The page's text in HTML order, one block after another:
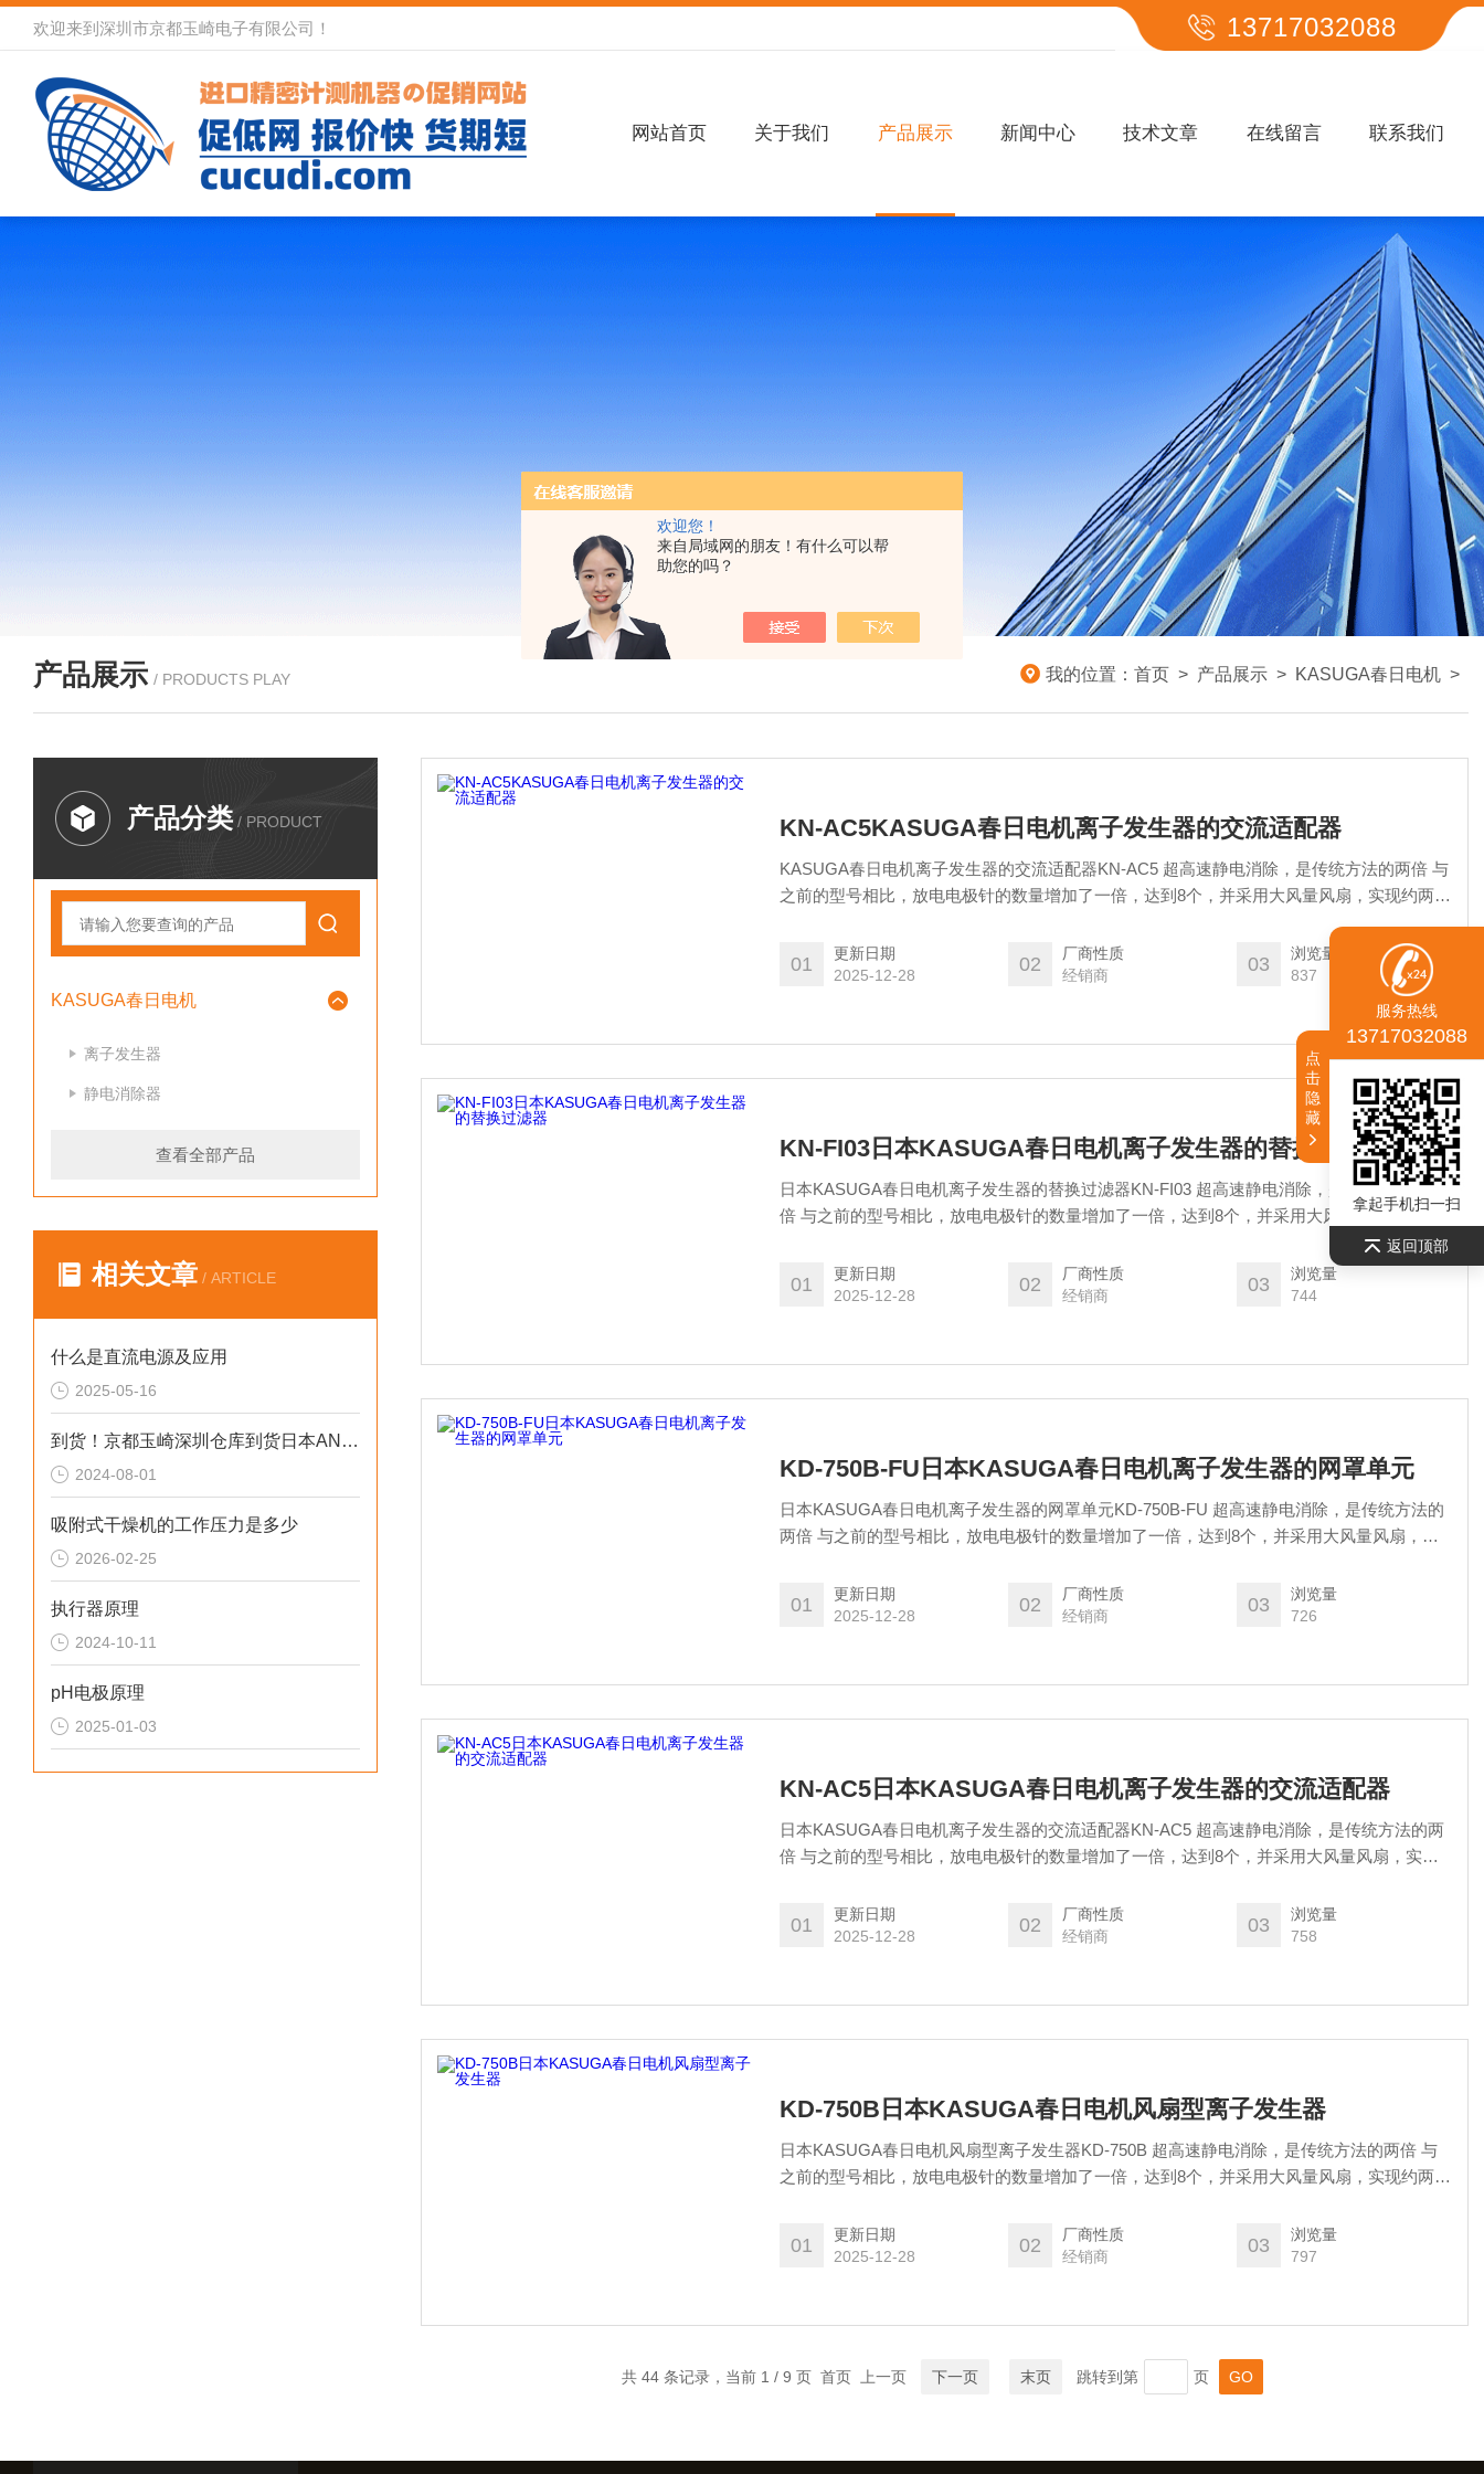
欢迎您！
来自局域网的朋友！有什么可以帮
助您的吗？
欢迎来到深圳市京都玉崎电子有限公司！ 13717032088
网站首页 关于我们 产品展示 新闻中心 技术文章 在线留言 联系我们
产品展示 / PRODUCTS PLAY 我的位置： 首页 > 产品展示 > KASUGA春日电机 >
产品分类 / PRODUCT
KASUGA春日电机
离子发生器
静电消除器
查看全部产品
相关文章 / ARTICLE
什么是直流电源及应用
2025-05-16
到货！京都玉崎深圳仓库到货日本AND电子秤GX-4002A
2024-08-01
吸附式干燥机的工作压力是多少
2026-02-25
执行器原理
2024-10-11
pH电极原理
2025-01-03
KN-AC5KASUGA春日电机离子发生器的交流适配器
KASUGA春日电机离子发生器的交流适配器KN-AC5 超高速静电消除，是传统方法的两倍 与
之前的型号相比，放电电极针的数量增加了一倍，达到8个，并采用大风量风扇，实现约两倍
01
更新日期
2025-12-28
02
厂商性质
经销商
03
浏览量
837
KN-FI03日本KASUGA春日电机离子发生器的替换过滤器
日本KASUGA春日电机离子发生器的替换过滤器KN-FI03 超高速静电消除，是传统方法的两
倍 与之前的型号相比，放电电极针的数量增加了一倍，达到8个，并采用大风量风扇，实现
01
更新日期
2025-12-28
02
厂商性质
经销商
03
浏览量
744
KD-750B-FU日本KASUGA春日电机离子发生器的网罩单元
日本KASUGA春日电机离子发生器的网罩单元KD-750B-FU 超高速静电消除，是传统方法的
两倍 与之前的型号相比，放电电极针的数量增加了一倍，达到8个，并采用大风量风扇，实
01
更新日期
2025-12-28
02
厂商性质
经销商
03
浏览量
726
KN-AC5日本KASUGA春日电机离子发生器的交流适配器
日本KASUGA春日电机离子发生器的交流适配器KN-AC5 超高速静电消除，是传统方法的两
倍 与之前的型号相比，放电电极针的数量增加了一倍，达到8个，并采用大风量风扇，实现
01
更新日期
2025-12-28
02
厂商性质
经销商
03
浏览量
758
KD-750B日本KASUGA春日电机风扇型离子发生器
日本KASUGA春日电机风扇型离子发生器KD-750B 超高速静电消除，是传统方法的两倍 与
之前的型号相比，放电电极针的数量增加了一倍，达到8个，并采用大风量风扇，实现约两倍
01
更新日期
2025-12-28
02
厂商性质
经销商
03
浏览量
797
共 44 条记录，当前 1 / 9 页 首页 上一页 下一页 末页 跳转到第 页
服务热线
13717032088
拿起手机扫一扫
返回顶部
点
击
隐
藏